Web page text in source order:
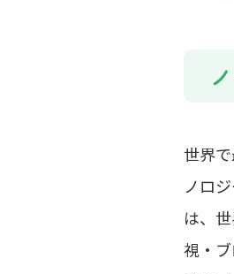
世界
ノロ
は、
視・